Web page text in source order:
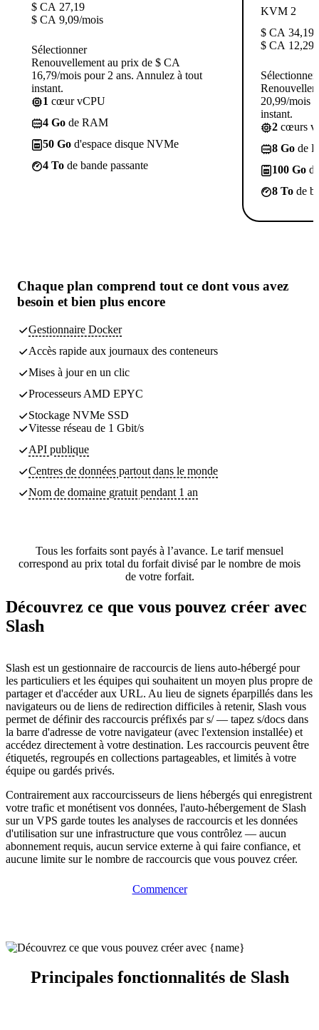
$ CA 27,19
$ CA 9,09/mois
Sélectionner
Renouvellement au prix de $ CA
16,79/mois pour 2 ans. Annulez à tout
instant.
1 cœur vCPU
4 Go de RAM
50 Go d'espace disque NVMe
4 To de bande passante
KVM 2
$ CA 34,19
$ CA 12,29
Sélectionner
20,99/mois
instant.
2 cœurs
8 Go de
100 Go
8 To de
Chaque plan comprend tout ce dont vous avez
besoin et bien plus encore
Gestionnaire Docker
Accès rapide aux journaux des conteneurs
Mises à jour en un clic
Processeurs AMD EPYC
Stockage NVMe SSD
Vitesse réseau de 1 Gbit/s
API publique
Centres de données partout dans le monde
Nom de domaine gratuit pendant 1 an
Tous les forfaits sont payés à l’avance. Le tarif mensuel
correspond au prix total du forfait divisé par le nombre de mois
de votre forfait.
Découvrez ce que vous pouvez créer avec
Slash
Slash est un gestionnaire de raccourcis de liens auto-hébergé pour
les particuliers et les équipes qui souhaitent un moyen plus propre de
partager et d'accéder aux URL. Au lieu de signets éparpillés dans les
navigateurs ou de liens de redirection difficiles à retenir, Slash vous
permet de définir des raccourcis préfixés par s/ — tapez s/docs dans
la barre d'adresse de votre navigateur (avec l'extension installée) et
accédez directement à votre destination. Les raccourcis peuvent être
étiquetés, regroupés en collections partageables, et limités à votre
équipe ou gardés privés.
Contrairement aux raccourcisseurs de liens hébergés qui enregistrent
votre trafic et monétisent vos données, l'auto-hébergement de Slash
sur un VPS garde toutes les analyses de raccourcis et les données
d'utilisation sur une infrastructure que vous contrôlez — aucun
abonnement requis, aucun service externe à qui faire confiance, et
aucune limite sur le nombre de raccourcis que vous pouvez créer.
Commencer
Principales fonctionnalités de Slash